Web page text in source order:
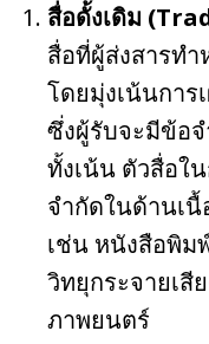
สื่อดั้งเดิม
สื่อที่ผู้ส่งสารทำ
โดยมุ่งเน้นการ
ซึ่งผู้รับจะมีข้อจ
ทั้งเน้น ตัวสื่อใ
จำกัดในด้านเนื้
เช่น หนังสือพิม
วิทยุกระจายเสี
ภาพยนตร์